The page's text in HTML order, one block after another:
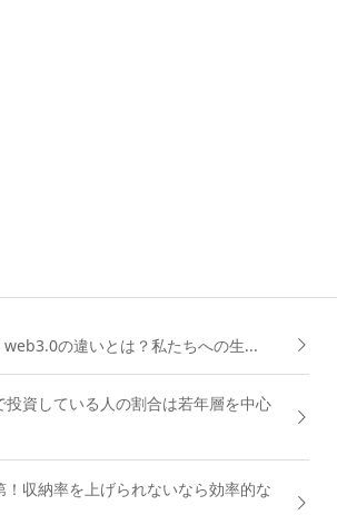
web3.0の違いとは？私たちへの生...
投資している人の割合は若年層を中心
収納率を上げられないなら効率的な